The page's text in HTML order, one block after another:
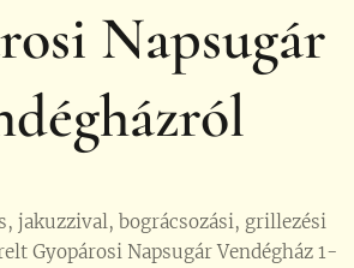
Napsugár
jakuzzival, bográcsozási, grillezési
Gyopárosi Napsugár Vendégház 1-